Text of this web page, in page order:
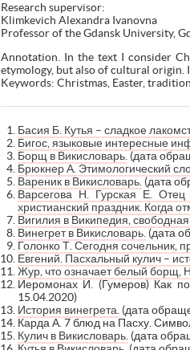
Research supervisor:
Klimkevich Alexandra Ivanovna
Professor of the Gdansk University,
Annotation. In the text I consider
etymology, but also of cultural origin.
Keywords: Christmas, Easter,
Басия Б. Кутья – сладкое
Бигос, языковые интересные
Борщ в Викисловарь. (дата
Брюкнер А. Этимологический
Вареник в Викисловарь. (дата
Варсегова Н. Гурская Е.
христианский праздник. Когда
Вигилия в Википедия,
Винегрет в Викисловарь. (дата
Голонко Т. Сегодня сочельник,
Евгений. Пасхальный кулич –
Жур, что означает белый борщ,
Иеромонах И. (Гумеров) Как
15.04.2020)
История винегрета. (дата
Карда А. 7 блюд на Пасху.
Кулич в Викисловарь. (дата